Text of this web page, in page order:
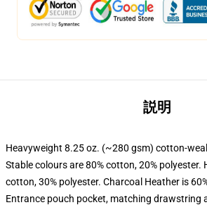
説明
Heavyweight 8.25 oz. (~280 gsm) cotton-
Stable colours are 80% cotton, 20% polyester.
cotton, 30% polyester. Charcoal Heather is
Entrance pouch pocket, matching drawstring